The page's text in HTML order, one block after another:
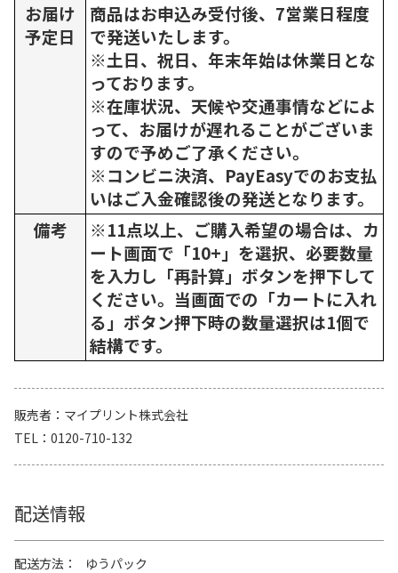
お届け
予定日
商品はお申込み受付後、7営業日程度
で発送いたします。
※土日、祝日、年末年始は休業日とな
っております。
※在庫状況、天候や交通事情などによ
って、お届けが遅れることがございま
すので予めご了承ください。
※コンビニ決済、PayEasyでのお支払
いはご入金確認後の発送となります。
備考
※11点以上、ご購入希望の場合は、カ
ート画面で「10+」を選択、必要数量
を入力し「再計算」ボタンを押下して
ください。当画面での「カートに入れ
る」ボタン押下時の数量選択は1個で
結構です。
販売者
マイプリント株式会社
TEL
0120-710-132
配送情報
配送方法
ゆうパック